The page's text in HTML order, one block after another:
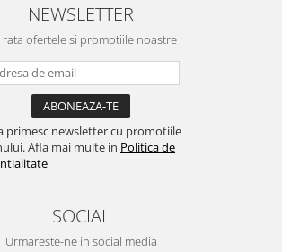
NEWSLETTER
rata ofertele si promotiile noastre
primesc newsletter cu promotiile
Afla mai multe in Politica de
SOCIAL
Urmareste-ne in social media